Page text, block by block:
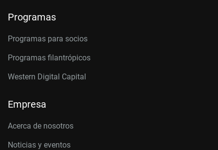
Programas
Programas para socios
Programas filantrópicos
Western Digital Capital
Empresa
Acerca de nosotros
Noticias y eventos